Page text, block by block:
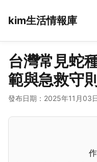
kim生活情報庫
台灣常見蛇
範與急救守則
發布日期：2025年11月03